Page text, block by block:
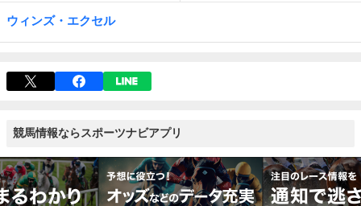
ウィンズ・エクセル
競馬情報ならスポーツナビアプリ